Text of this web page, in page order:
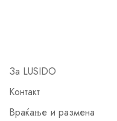
За LUSIDO
Контакт
Враќање и размена